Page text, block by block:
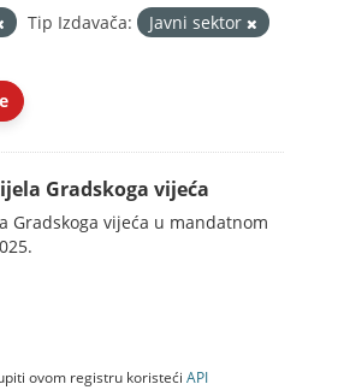
Tip Izdavača:
Javni sektor
Gradskoga vijeća
Gradskoga vijeća u mandatnom
ovom registru koristeći API